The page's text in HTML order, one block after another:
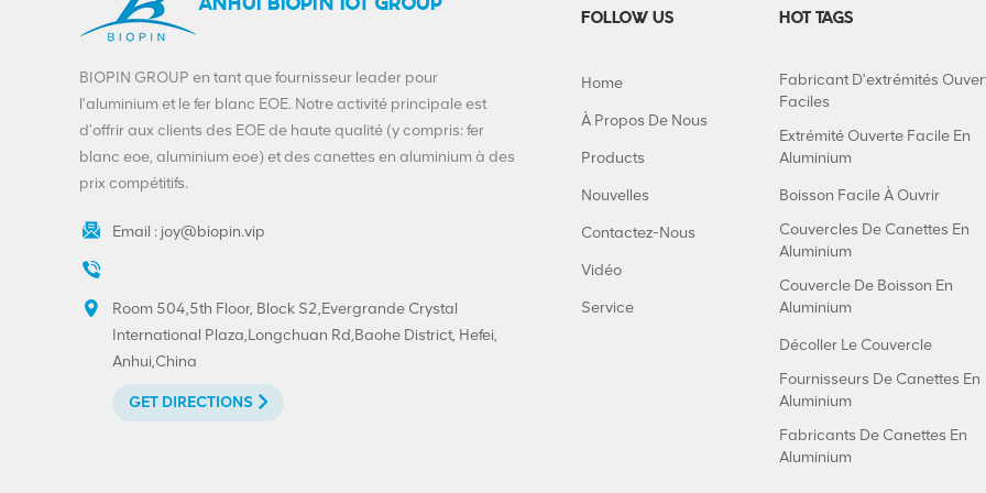
ANHUI BIOPIN IOT GROUP
BIOPIN GROUP en tant que fournisseur leader pour
l'aluminium et le fer blanc EOE. Notre activité principale est
d'offrir aux clients des EOE de haute qualité (y compris: fer
blanc eoe, aluminium eoe) et des canettes en aluminium à des
prix compétitifs.
Email : joy@biopin.vip
Room 504,5th Floor, Block S2,Evergrande Crystal
International Plaza,Longchuan Rd,Baohe District, Hefei,
Anhui,China
GET DIRECTIONS
FOLLOW US
Home
À Propos De Nous
Products
Nouvelles
Contactez-Nous
Vidéo
Service
HOT TAGS
Fabricant D'extrémités
Faciles
Extrémité Ouverte Facile En
Aluminium
Boisson Facile À Ouvrir
Couvercles De Canettes En
Aluminium
Couvercle De Boisson En
Aluminium
Décoller Le Couvercle
Fournisseurs De Canettes En
Aluminium
Fabricants De Canettes En
Aluminium